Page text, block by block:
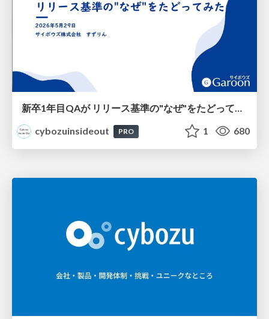
新卒1年目QAが リリース基準の"なぜ"をたどってみた
cybozuinsideout
PRO 1 680